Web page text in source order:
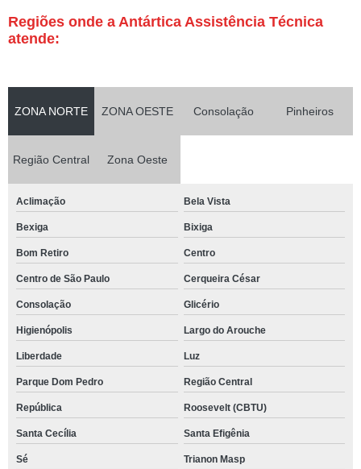
Regiões onde a Antártica Assistência Técnica
atende:
ZONA NORTE ZONA OESTE Consolação Pinheiros
Região Central Zona Oeste
Aclimação Bela Vista
Bexiga Bixiga
Bom Retiro Centro
Centro de São Paulo Cerqueira César
Consolação Glicério
Higienópolis Largo do Arouche
Liberdade Luz
Parque Dom Pedro Região Central
República Roosevelt (CBTU)
Santa Cecília Santa Efigênia
Sé Trianon Masp